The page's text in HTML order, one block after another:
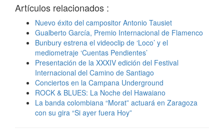
Artículos relacionados :
Nuevo éxito del campositor Antonio Tausiet
Gualberto García, Premio Internacional de Flamenco
Bunbury estrena el videoclip de ‘Loco’ y el
mediometraje ‘Cuentas Pendientes’
Presentación de la XXXIV edición del Festival
Internacional del Camino de Santiago
Conciertos en la Campana Underground
ROCK & BLUES: La Noche del Hawaiano
La banda colombiana “Morat” actuará en Zaragoza
con su gira “Si ayer fuera Hoy”